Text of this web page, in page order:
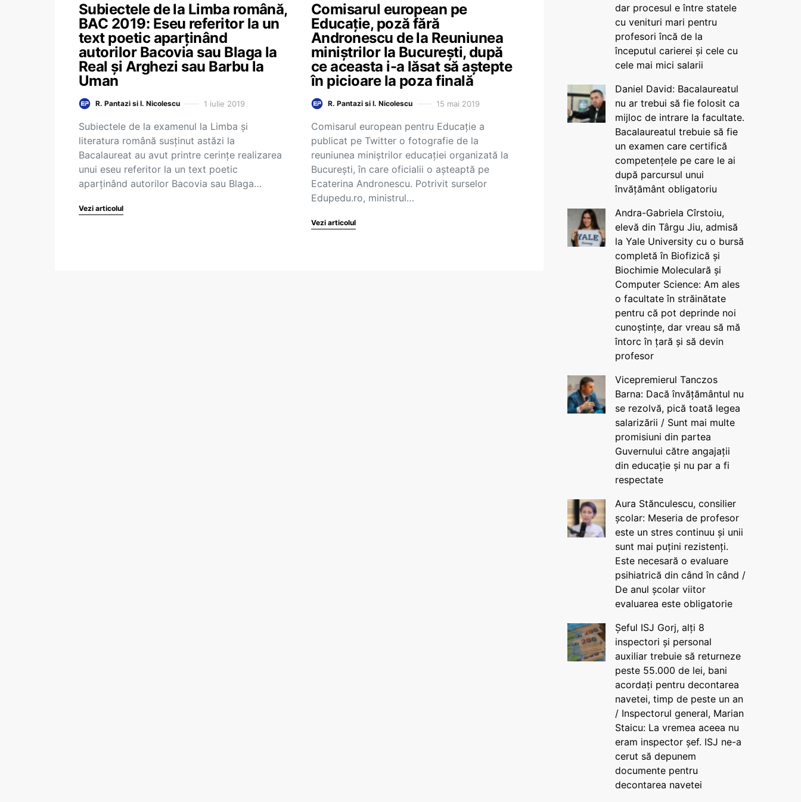
Subiectele de la Limba română,
BAC 2019: Eseu referitor la un
text poetic aparținând
autorilor Bacovia sau Blaga la
Real și Arghezi sau Barbu la
Uman
R. Pantazi si I. Nicolescu 1 iulie 2019
Subiectele de la examenul la Limba și
literatura română susținut astăzi la
Bacalaureat au avut printre cerințe realizarea
unui eseu referitor la un text poetic
aparținând autorilor Bacovia sau Blaga…
Vezi articolul
Comisarul european pe
Educație, poză fără
Andronescu de la Reuniunea
miniștrilor la București, după
ce aceasta i-a lăsat să aștepte
în picioare la poza finală
R. Pantazi si I. Nicolescu 15 mai 2019
Comisarul european pentru Educație a
publicat pe Twitter o fotografie de la
reuniunea miniștrilor educației organizată la
București, în care oficialii o așteaptă pe
Ecaterina Andronescu. Potrivit surselor
Edupedu.ro, ministrul…
Vezi articolul
dar procesul e între statele
cu venituri mari pentru
profesori încă de la
începutul carierei și cele cu
cele mai mici salarii
Daniel David: Bacalaureatul
nu ar trebui să fie folosit ca
mijloc de intrare la facultate.
Bacalaureatul trebuie să fie
un examen care certifică
competențele pe care le ai
după parcursul unui
învățământ obligatoriu
Andra-Gabriela Cîrstoiu,
elevă din Târgu Jiu, admisă
la Yale University cu o bursă
completă în Biofizică și
Biochimie Moleculară și
Computer Science: Am ales
o facultate în străinătate
pentru că pot deprinde noi
cunoștințe, dar vreau să mă
întorc în țară și să devin
profesor
Vicepremierul Tanczos
Barna: Dacă învățământul nu
se rezolvă, pică toată legea
salarizării / Sunt mai multe
promisiuni din partea
Guvernului către angajații
din educație și nu par a fi
respectate
Aura Stănculescu, consilier
școlar: Meseria de profesor
este un stres continuu și unii
sunt mai puțini rezistenți.
Este necesară o evaluare
psihiatrică din când în când /
De anul școlar viitor
evaluarea este obligatorie
Șeful ISJ Gorj, alți 8
inspectori și personal
auxiliar trebuie să returneze
peste 55.000 de lei, bani
acordați pentru decontarea
navetei, timp de peste un an
/ Inspectorul general, Marian
Staicu: La vremea aceea nu
eram inspector șef. ISJ ne-a
cerut să depunem
documente pentru
decontarea navetei